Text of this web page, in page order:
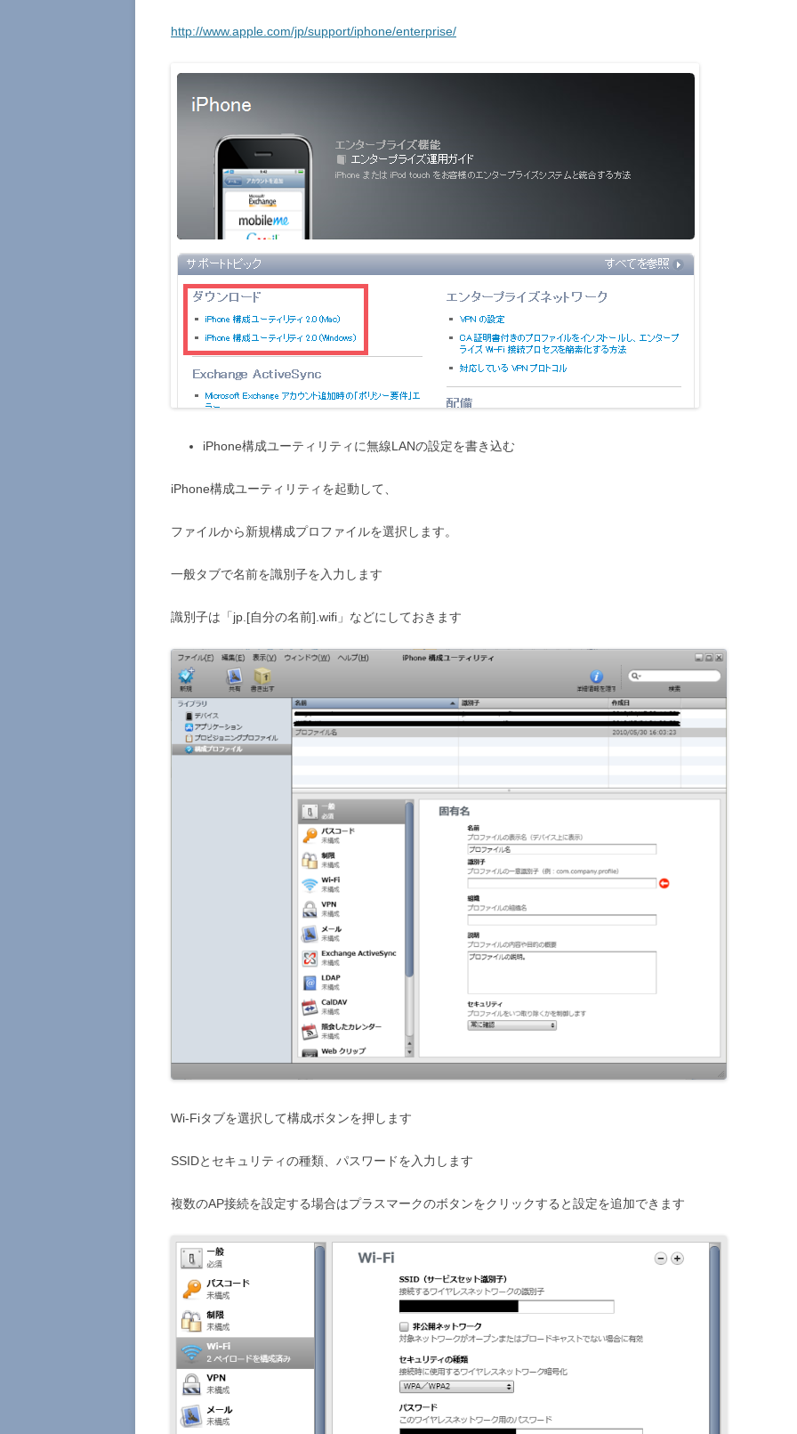
http://www.apple.com/jp/support/iphone/enterprise/
iPhone構成ユーティリティに無線LANの設定を書き込む
iPhone構成ユーティリティを起動して、
ファイルから新規構成プロファイルを選択します。
一般タブで名前を識別子を入力します
識別子は「jp.[自分の名前].wifi」などにしておきます
Wi-Fiタブを選択して構成ボタンを押します
SSIDとセキュリティの種類、パスワードを入力します
複数のAP接続を設定する場合はプラスマークのボタンをクリックすると設定を追加できます